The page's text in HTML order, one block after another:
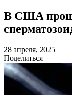
В США
28 апреля, 2025
Поделиться